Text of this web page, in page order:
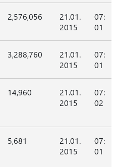
2,576,056
21.01.
2015
07:
01
3,288,760
21.01.
2015
07:
01
14,960
21.01.
2015
07:
02
5,681
21.01.
2015
07:
01